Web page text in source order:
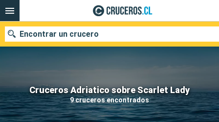
Cruceros Adriatico sobre Scarlet Lady
9 cruceros encontrados
Encontrar un crucero
Nuestros destinos
Fecha de salida